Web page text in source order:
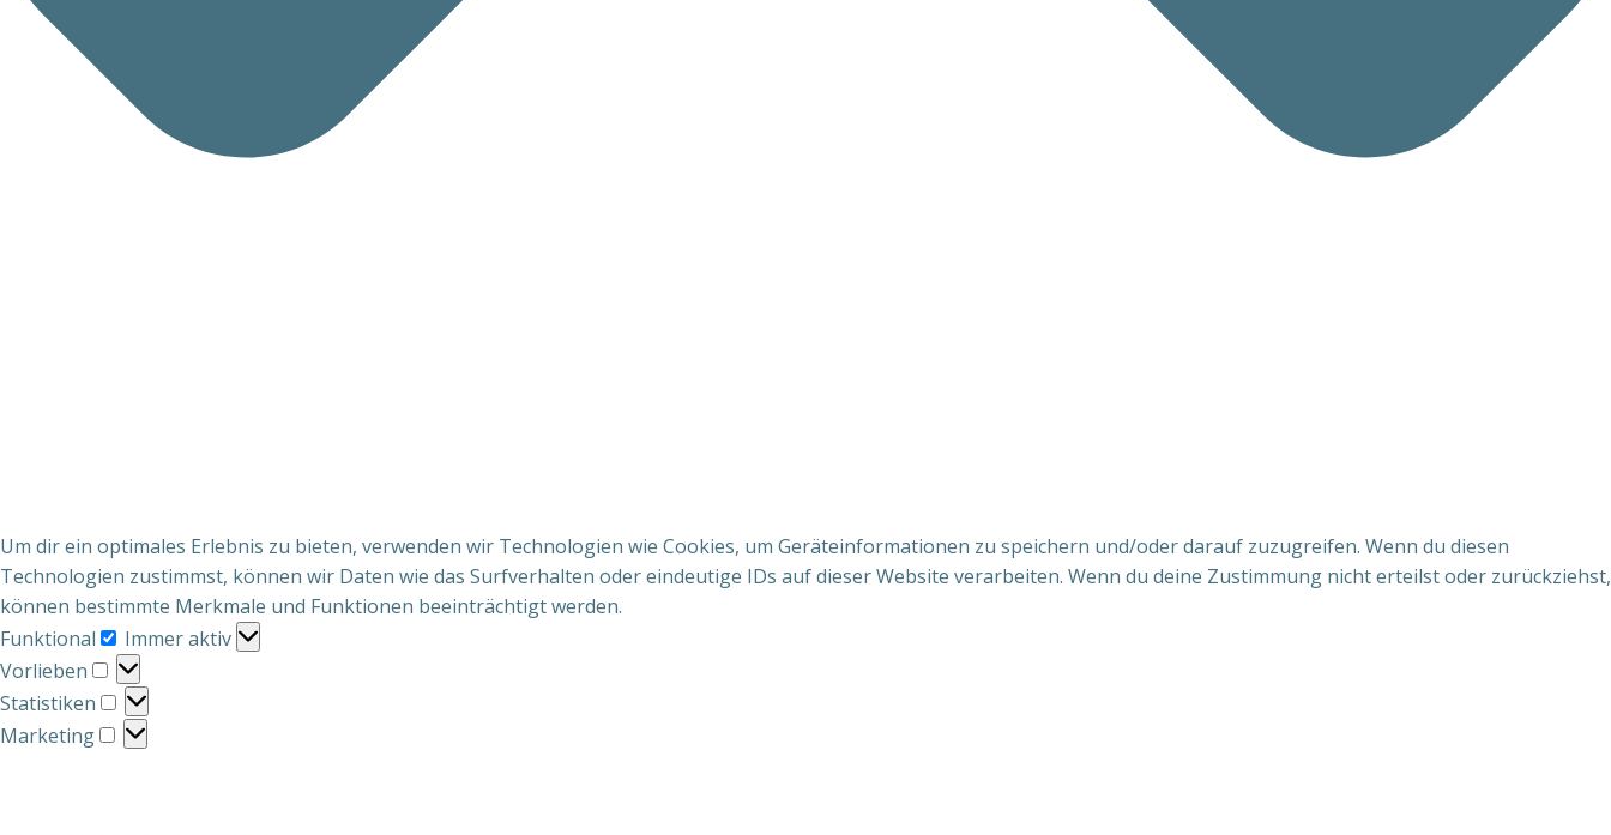
Um dir ein optimales Erlebnis zu bieten, verwenden wir Technologien wie Cookies, um Geräteinformationen zu speichern und/oder darauf zuzugreifen. Wenn du diesen
Technologien zustimmst, können wir Daten wie das Surfverhalten oder eindeutige IDs auf dieser Website verarbeiten. Wenn du deine Zustimmung nicht erteilst oder zurückziehst,
können bestimmte Merkmale und Funktionen beeinträchtigt werden.
Funktional
Funktional
Immer aktiv
Vorlieben
Vorlieben
Statistiken
Statistiken
Marketing
Marketing